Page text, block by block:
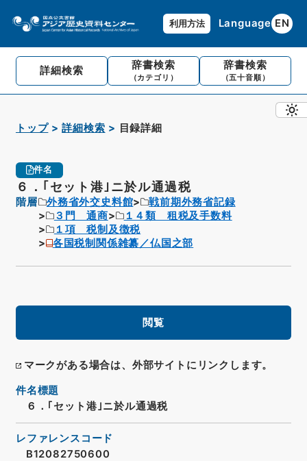
利用方法 Language EN
詳細検索 辞書検索
（カテゴリ）
辞書検索
（五十音順）
トップ 詳細検索 目録詳細
件名
６．｢セット港｣ニ於ル通過税
階層 外務省外交史料館
戦前期外務省記録
３門 通商
１４類 租税及手数料
１項 税制及徴税
各国税制関係雑纂／仏国之部
閲覧
マークがある場合は、外部サイトにリンクします。
件名標題
６．｢セット港｣ニ於ル通過税
レファレンスコード
B12082750600